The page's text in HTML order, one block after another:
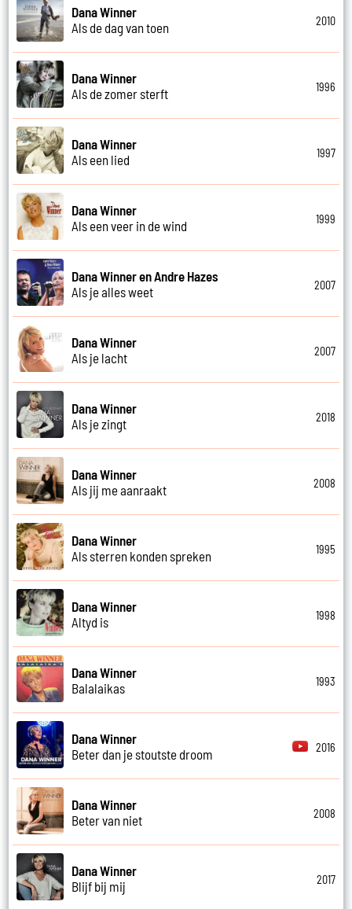
Dana Winner
Als de dag van toen
2010
Dana Winner
Als de zomer sterft
1996
Dana Winner
Als een lied
1997
Dana Winner
Als een veer in de wind
1999
Dana Winner en Andre Hazes
Als je alles weet
2007
Dana Winner
Als je lacht
2007
Dana Winner
Als je zingt
2018
Dana Winner
Als jij me aanraakt
2008
Dana Winner
Als sterren konden spreken
1995
Dana Winner
Altyd is
1998
Dana Winner
Balalaikas
1993
Dana Winner
Beter dan je stoutste droom
2016
Dana Winner
Beter van niet
2008
Dana Winner
Blijf bij mij
2017